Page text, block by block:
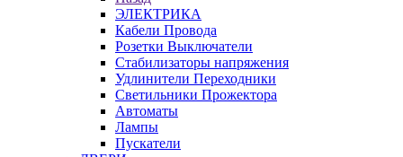
ЭЛЕКТРИКА
Кабели Провода
Розетки Выключатели
Стабилизаторы напряжения
Удлинители Переходники
Светильники Прожектора
Автоматы
Лампы
Пускатели